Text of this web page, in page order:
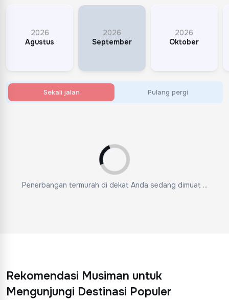
2026
Agustus
2026
September
2026
Oktober
Sekali jalan Pulang pergi
Penerbangan termurah di dekat Anda sedang dimuat ...
Rekomendasi Musiman untuk
Mengunjungi Destinasi Populer